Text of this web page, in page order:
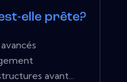
elle prête?
avant...